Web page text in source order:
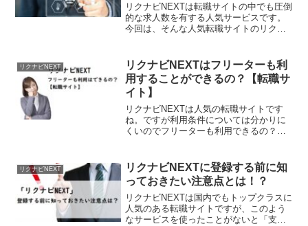
リクナビNEXTは転職サイトの中でも圧倒
的な求人数を有する人気サービスです。
今回は、そんな人気転職サイトのリクナ
なたが転職で希望している職種や業種が
あるのかどうか気になってるという方
も、ぜひ参考にしながら賢く使って転職
活動を始めていきましょう！
リクナビNEXT
リクナビNEXTはフリーターも利
用することができるの？【転職サ
イト】
リクナビNEXTは人気の転職サイトです
ね。ですが利用条件については分かりに
くいのでフリーターも利用できるの？と
の求人もあるのか・利用することができ
るのかについて徹底検証していきます。
これから転職活動を検討してる方も、ぜ
ひ最後までご覧ください。
リクナビNEXT
リクナビNEXTに登録する前に知
っておきたい注意点とは！？
リクナビNEXTは国内でもトップクラスに
人気のある転職サイトですが、このよう
なサービスを使ったことがないと「支援